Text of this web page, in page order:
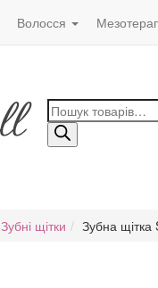
Волосся
Пошук
товарів
Зубні щітки Зубна щітка